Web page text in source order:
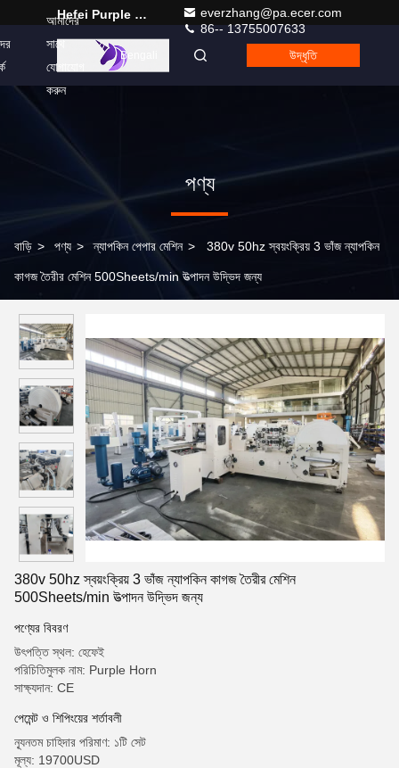
Hefei Purple Horn E-Commerce Co., Ltd.
everzhang@pa.ecer.com
86-- 13755007633
আমাদের
সাথে
যোগাযোগ
করুন
Bengali উদ্ধৃতি
পণ্য
বাড়ি > পণ্য > ন্যাপকিন পেপার মেশিন > 380v 50hz স্বয়ংক্রিয় 3 ভাঁজ ন্যাপকিন
কাগজ তৈরীর মেশিন 500Sheets/min উত্পাদন উদ্ভিদ জন্য
380v 50hz স্বয়ংক্রিয় 3 ভাঁজ ন্যাপকিন কাগজ তৈরীর মেশিন
500Sheets/min উত্পাদন উদ্ভিদ জন্য
পণ্যের বিবরণ
উৎপত্তি স্থল: হেফেই
পরিচিতিমুলক নাম: Purple Horn
সাক্ষ্যদান: CE
পেমেন্ট ও শিপিংয়ের শর্তাবলী
ন্যূনতম চাহিদার পরিমাণ: ১টি সেট
মূল্য: 19700USD